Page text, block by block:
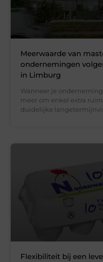
Meerwaarde van
ondernemingen
in Limburg
Wanneer je
meer om enkel extra
duidelijke
Flexibiliteit bij een